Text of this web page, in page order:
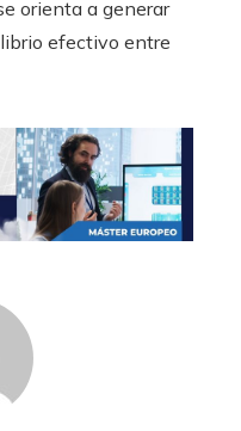
orienta a generar
efectivo entre